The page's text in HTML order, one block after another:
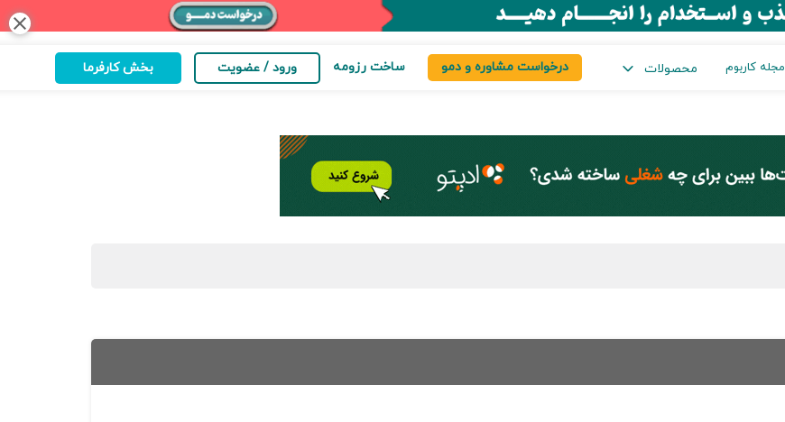
close
مجله کاربوم محصولات درخواست مشاوره و دمو ساخت رزومه ورود / عضویت بخش کارفرما